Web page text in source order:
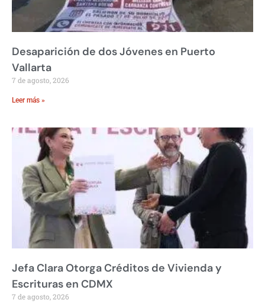
Desaparición de dos Jóvenes en Puerto
Vallarta
7 de agosto, 2026
Leer más »
Jefa Clara Otorga Créditos de Vivienda y
Escrituras en CDMX
7 de agosto, 2026